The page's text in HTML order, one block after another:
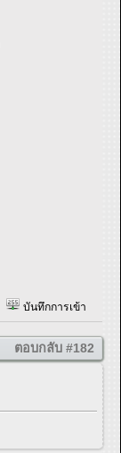
บันทึกการเข้า
ตอบกลับ #182